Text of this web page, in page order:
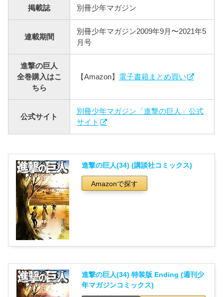
掲載誌 別冊少年マガジン
連載期間
別冊少年マガジン2009年9月〜2021年5
月号
進撃の巨人
全巻購入はこ
ちら
【Amazon】 電子書籍まとめ買い
公式サイト
別冊少年マガジン「進撃の巨人」公式
サイト
進撃の巨人(34) (講談社コミックス)
Amazonで探す
進撃の巨人(34) 特装版 Ending (週刊少
年マガジンコミックス)